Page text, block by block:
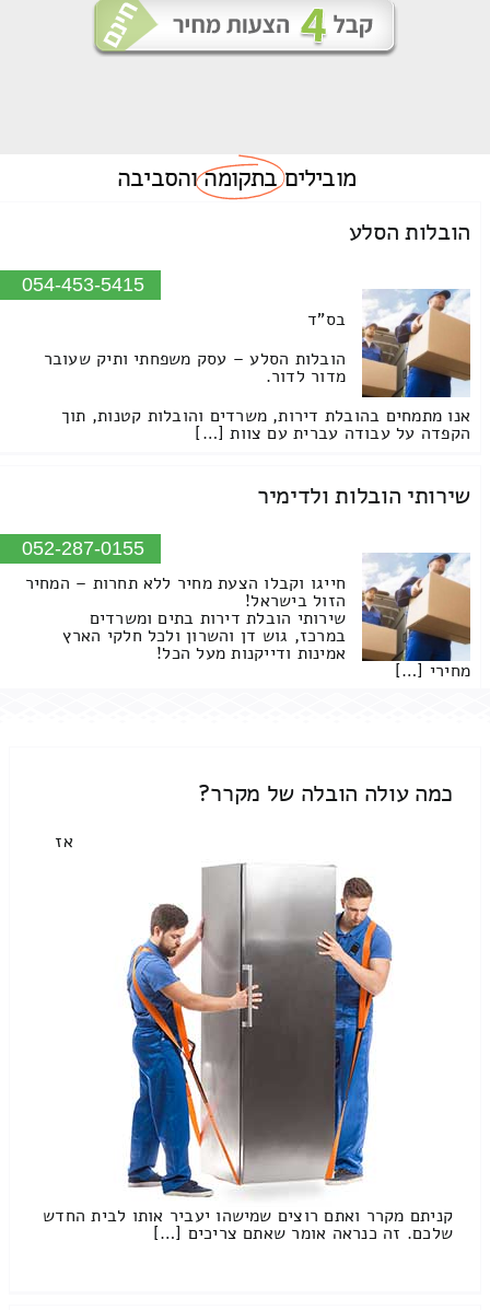
מוביליםבתקומהוהסביבה
הובלות הסלע
054-453-5415
בס"ד
הובלות הסלע – עסק משפחתי ותיק שעובר
מדור לדור.
אנו מתמחים בהובלת דירות, משרדים והובלות קטנות, תוך
הקפדה על עבודה עברית עם צוות […]
שירותי הובלות ולדימיר
052-287-0155
חייגו וקבלו הצעת מחיר ללא תחרות – המחיר
הזול בישראל!
שירותי הובלת דירות בתים ומשרדים
במרכז, גוש דן והשרון ולכל חלקי הארץ
אמינות ודייקנות מעל הכל!
מחירי […]
כמה עולה הובלה של מקרר?
אז
קניתם מקרר ואתם רוצים שמישהו יעביר אותו לבית החדש
שלכם. זה כנראה אומר שאתם צריכים […]